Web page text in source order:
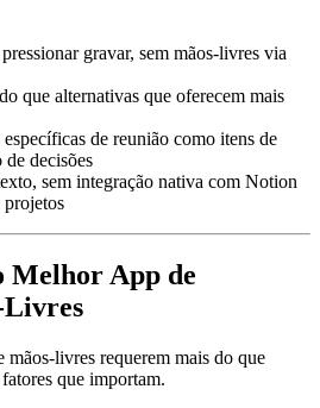
gravar, sem mãos-livres via
que alternativas que oferecem mais
de reunião como itens de
de decisões
sem integração nativa com Notion
projetos
Melhor App de
Livres
mãos-livres requerem mais do que
que importam.